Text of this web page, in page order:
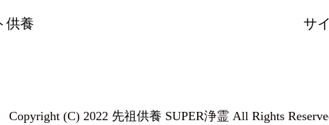
供養 サ
Copyright (C) 2022 先祖供養 SUPER浄霊 All Rights